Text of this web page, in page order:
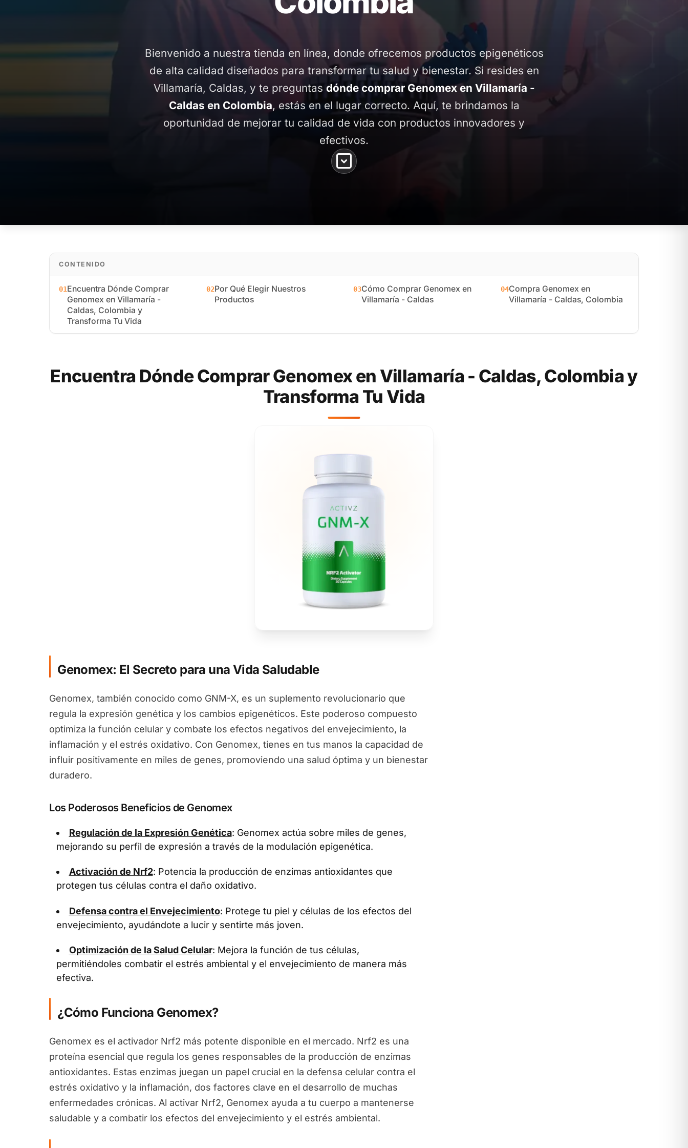
Bienvenido a nuestra tienda en línea, donde ofrecemos productos epigenéticos
de alta calidad diseñados para transformar tu salud y bienestar. Si resides en
Villamaría, Caldas, y te preguntas dónde comprar Genomex en Villamaría -
Caldas en Colombia, estás en el lugar correcto. Aquí, te brindamos la
oportunidad de mejorar tu calidad de vida con productos innovadores y
efectivos.
CONTENIDO
01Encuentra Dónde Comprar
Genomex en Villamaría -
Caldas, Colombia y
Transforma Tu Vida
02Por Qué Elegir Nuestros
Productos
03Cómo Comprar Genomex en
Villamaría - Caldas
04Compra Genomex en
Villamaría - Caldas, Colombia
Encuentra Dónde Comprar Genomex en Villamaría - Caldas, Colombia y
Transforma Tu Vida
Genomex: El Secreto para una Vida Saludable
Genomex, también conocido como GNM-X, es un suplemento revolucionario que
regula la expresión genética y los cambios epigenéticos. Este poderoso compuesto
optimiza la función celular y combate los efectos negativos del envejecimiento, la
inflamación y el estrés oxidativo. Con Genomex, tienes en tus manos la capacidad de
influir positivamente en miles de genes, promoviendo una salud óptima y un bienestar
duradero.
Los Poderosos Beneficios de Genomex
Regulación de la Expresión Genética: Genomex actúa sobre miles de genes,
mejorando su perfil de expresión a través de la modulación epigenética.
Activación de Nrf2: Potencia la producción de enzimas antioxidantes que
protegen tus células contra el daño oxidativo.
Defensa contra el Envejecimiento: Protege tu piel y células de los efectos del
envejecimiento, ayudándote a lucir y sentirte más joven.
Optimización de la Salud Celular: Mejora la función de tus células,
permitiéndoles combatir el estrés ambiental y el envejecimiento de manera más
efectiva.
¿Cómo Funciona Genomex?
Genomex es el activador Nrf2 más potente disponible en el mercado. Nrf2 es una
proteína esencial que regula los genes responsables de la producción de enzimas
antioxidantes. Estas enzimas juegan un papel crucial en la defensa celular contra el
estrés oxidativo y la inflamación, dos factores clave en el desarrollo de muchas
enfermedades crónicas. Al activar Nrf2, Genomex ayuda a tu cuerpo a mantenerse
saludable y a combatir los efectos del envejecimiento y el estrés ambiental.